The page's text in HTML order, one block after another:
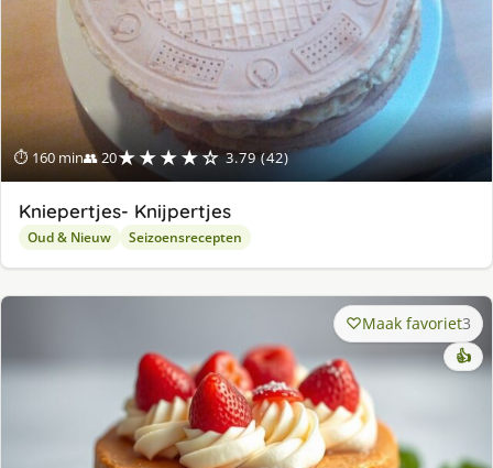
⏱ 160 min👥 20★★★★☆ 3.79 (42)
Kniepertjes- Knijpertjes
Oud & Nieuw Seizoensrecepten
Maak favoriet3
👍